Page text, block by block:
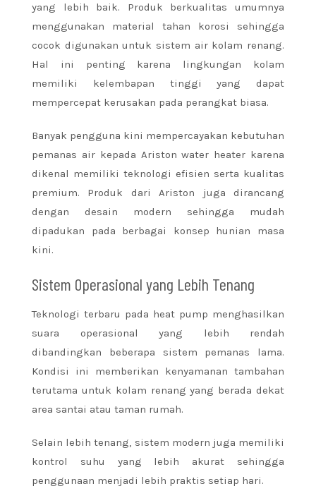
yang lebih baik. Produk berkualitas umumnya
menggunakan material tahan korosi sehingga
cocok digunakan untuk sistem air kolam renang.
Hal ini penting karena lingkungan kolam
memiliki kelembapan tinggi yang dapat
mempercepat kerusakan pada perangkat biasa.
Banyak pengguna kini mempercayakan kebutuhan
pemanas air kepada Ariston water heater karena
dikenal memiliki teknologi efisien serta kualitas
premium. Produk dari Ariston juga dirancang
dengan desain modern sehingga mudah
dipadukan pada berbagai konsep hunian masa
kini.
Sistem Operasional yang Lebih Tenang
Teknologi terbaru pada heat pump menghasilkan
suara operasional yang lebih rendah
dibandingkan beberapa sistem pemanas lama.
Kondisi ini memberikan kenyamanan tambahan
terutama untuk kolam renang yang berada dekat
area santai atau taman rumah.
Selain lebih tenang, sistem modern juga memiliki
kontrol suhu yang lebih akurat sehingga
penggunaan menjadi lebih praktis setiap hari.